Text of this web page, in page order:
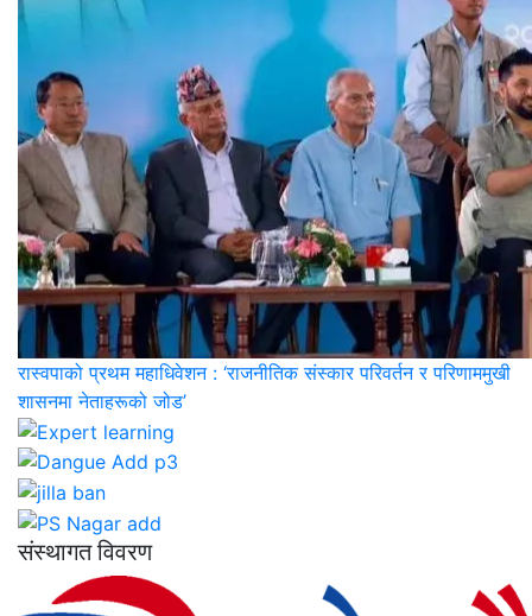
रास्वपाको प्रथम महाधिवेशन : ‘राजनीतिक संस्कार परिवर्तन र परिणाममुखी
शासनमा नेताहरूको जोड’
संस्थागत विवरण